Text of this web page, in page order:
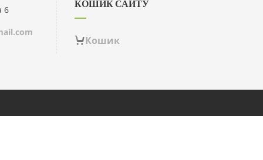
6
КОШИК САЙТУ
Кошик